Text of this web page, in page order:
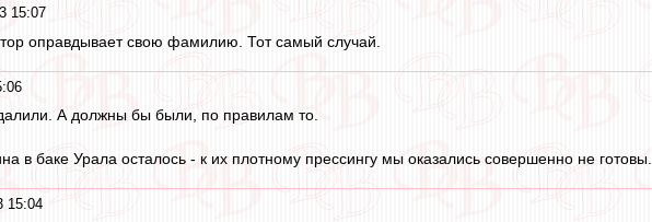
15:07
оправдывает свою фамилию. Тот самый случай.
А должны бы были, по правилам то.
в баке Урала осталось - к их плотному прессингу мы оказались совершенно не готовы.
15:04